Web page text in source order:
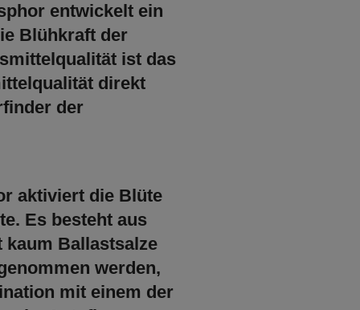
entwickelt ein
Blühkraft der
ist das
direkt
der
aktiviert die Blüte
Es besteht aus
kaum Ballastsalze
werden,
mit einem der